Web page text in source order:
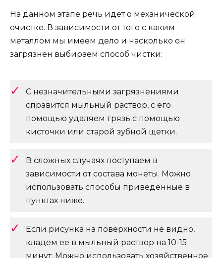
На данном этапе речь идет о механической
очистке. В зависимости от того с каким
металлом мы имеем дело и насколько он
загрязнен выбираем способ чистки:
С незначительными загрязнениями
справится мыльный раствор, с его
помощью удаляем грязь с помощью
кисточки или старой зубной щетки.
В сложных случаях поступаем в
зависимости от состава монеты. Можно
использовать способы приведенные в
пунктах ниже.
Если рисунка на поверхности не видно,
кладем ее в мыльный раствор на 10-15
минут. Можно использовать хозяйственное